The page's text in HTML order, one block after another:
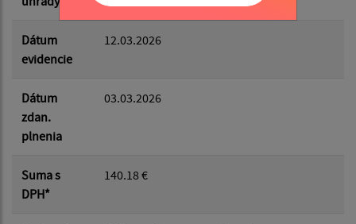
Dátum
evidencie
12.03.2026
Dátum
zdan.
plnenia
03.03.2026
Suma s
DPH*
140.18 €